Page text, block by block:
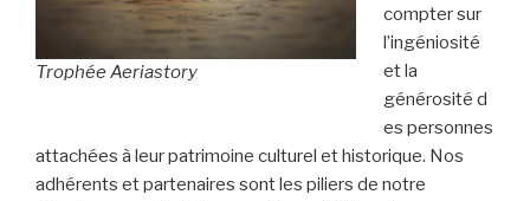
Trophée Aeriastory
compter sur
l’ingéniosité
et la
générosité d
es personnes
attachées à leur patrimoine culturel et historique. Nos
adhérents et partenaires sont les piliers de notre